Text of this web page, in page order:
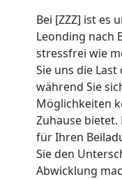
Bei [ZZZ] ist es
Leonding nach
stressfrei wie
Sie uns die
während Sie
Möglichkeiten
Zuhause bietet.
für Ihren
Sie den
Abwicklung
Mann
LKW
Leonding